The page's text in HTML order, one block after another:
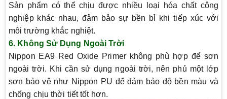
Sản phẩm có thể chịu được nhiều loại hóa chất công
nghiệp khác nhau, đảm bảo sự bền bỉ khi tiếp xúc với
môi trường khắc nghiệt.
6. Không Sử Dụng Ngoài Trời
Nippon EA9 Red Oxide Primer không phù hợp để sơn
ngoài trời. Khi cần sử dụng ngoài trời, nên phủ một lớp
sơn bảo vệ như Nippon PU để đảm bảo độ bền màu và
chống chịu thời tiết tốt hơn.